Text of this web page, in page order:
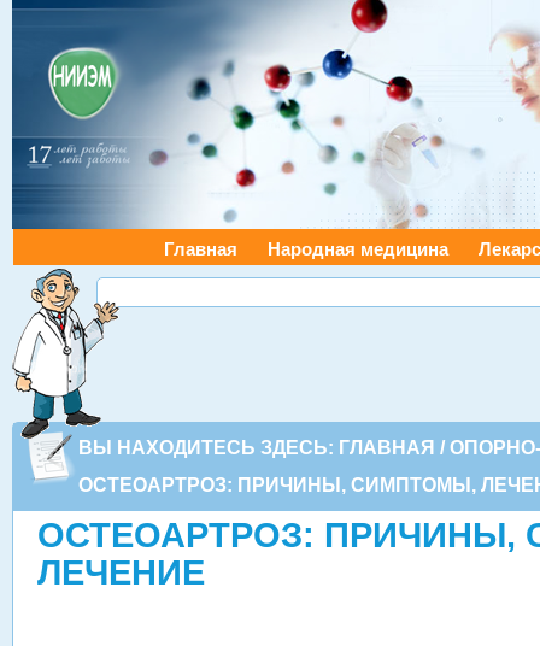
Главная Народная медицина
ВЫ НАХОДИТЕСЬ ЗДЕСЬ: ГЛАВНАЯ /
ОСТЕОАРТРОЗ: ПРИЧИНЫ, СИМПТОМЫ,
ОСТЕОАРТРОЗ: ПРИЧИНЫ,
ЛЕЧЕНИЕ